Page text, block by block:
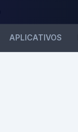
APLICATIVOS